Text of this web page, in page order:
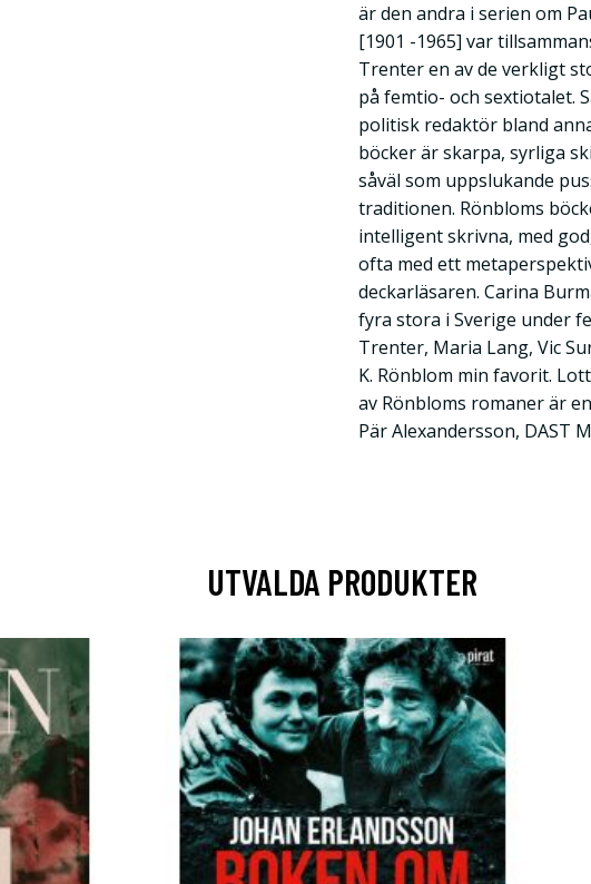
är den andra i serien om
[1901 -1965] var
Trenter en av de verkligt
på femtio- och sextiotalet.
politisk redaktör bland
böcker är skarpa, syrliga
såväl som uppslukande
traditionen. Rönbloms
intelligent skrivna, med
ofta med ett
deckarläsaren. Carina
fyra stora i Sverige under
Trenter, Maria Lang, Vic
K. Rönblom min favorit.
av Rönbloms romaner är
Pär Alexandersson, DAST
UTVALDA PRODUKTER